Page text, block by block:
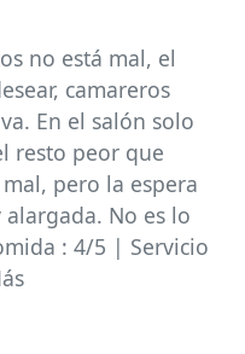
no está mal, el
camareros
En el salón solo
resto peor que
pero la espera
No es lo
: 4/5 | Servicio